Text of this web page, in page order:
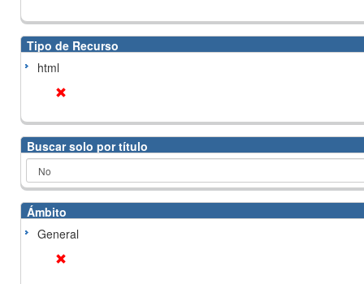
Tipo de Recurso
html
Buscar solo por título
Ámbito
General